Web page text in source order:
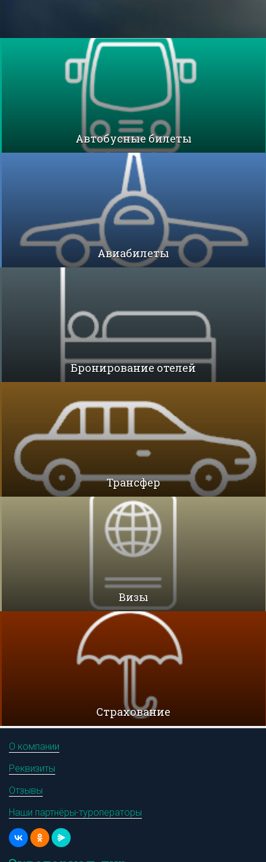
Автобусные билеты
Авиабилеты
Бронирование отелей
Трансфер
Визы
Cтрахование
О компании
Реквизиты
Отзывы
Наши партнёры-туроператоры